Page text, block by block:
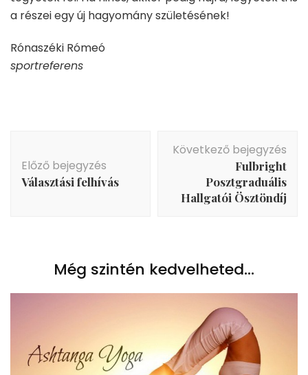
a részei egy új hagyomány születésének!
Rónaszéki Rómeó
sportreferens
navigáció
Előző bejegyzés
Választási felhívás
Következő bejegyzés
Fulbright
Posztgraduális
Hallgatói Ösztöndíj
Még szintén kedvelheted...